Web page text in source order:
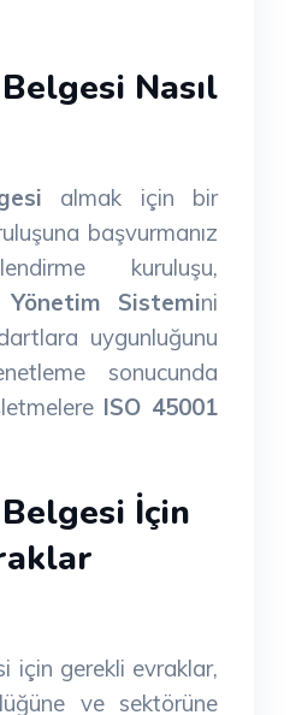
Nasıl
almak için bir
başvurmanız
kuruluşu,
Yönetim Sistemini
uygunluğunu
sonucunda
ISO 45001
İçin
için gerekli evraklar,
ve sektörüne